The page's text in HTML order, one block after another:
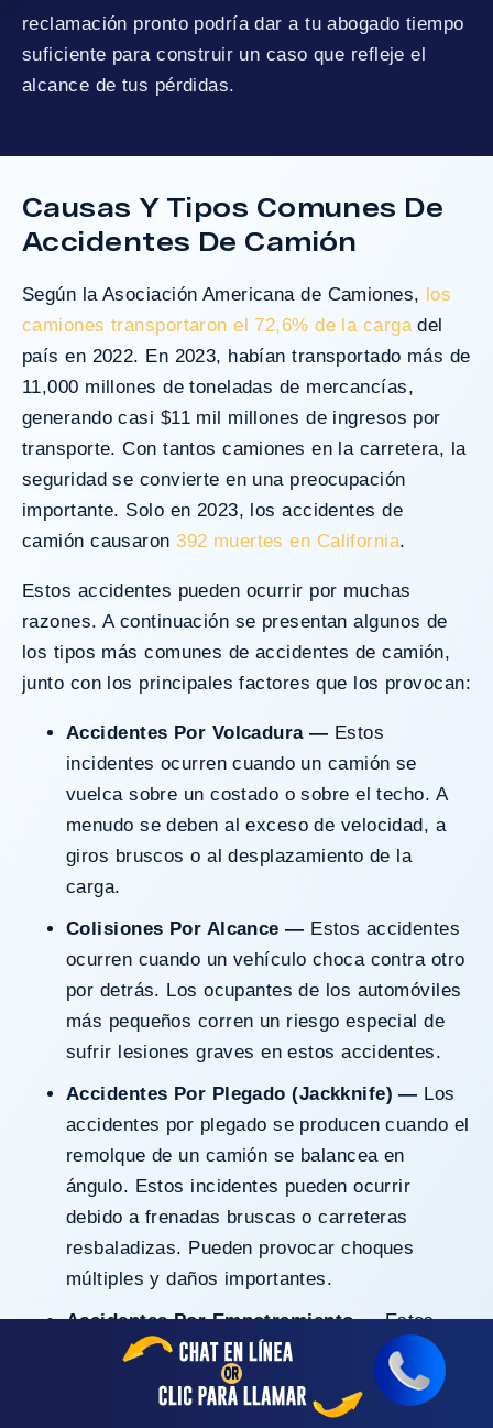
reclamación pronto podría dar a tu abogado tiempo
suficiente para construir un caso que refleje el
alcance de tus pérdidas.
Causas Y Tipos Comunes De
Accidentes De Camión
Según la Asociación Americana de Camiones, los
camiones transportaron el 72,6% de la cargadel
país en 2022. En 2023, habían transportado más de
11,000 millones de toneladas de mercancías,
generando casi $11 mil millones de ingresos por
transporte. Con tantos camiones en la carretera, la
seguridad se convierte en una preocupación
importante. Solo en 2023, los accidentes de
camión causaron392 muertes en California.
Estos accidentes pueden ocurrir por muchas
razones. A continuación se presentan algunos de
los tipos más comunes de accidentes de camión,
junto con los principales factores que los provocan:
Accidentes Por Volcadura — Estos
incidentes ocurren cuando un camión se
vuelca sobre un costado o sobre el techo. A
menudo se deben al exceso de velocidad, a
giros bruscos o al desplazamiento de la
carga.
Colisiones Por Alcance — Estos accidentes
ocurren cuando un vehículo choca contra otro
por detrás. Los ocupantes de los automóviles
más pequeños corren un riesgo especial de
sufrir lesiones graves en estos accidentes.
Accidentes Por Plegado (Jackknife) — Los
accidentes por plegado se producen cuando el
remolque de un camión se balancea en
ángulo. Estos incidentes pueden ocurrir
debido a frenadas bruscas o carreteras
resbaladizas. Pueden provocar choques
múltiples y daños importantes.
Accidentes Por Empotramiento —Estos
accidentes mortales se producen cuando un
automóvil más pequeño se desliza por debajo
del remolque de un camión. A menudo se